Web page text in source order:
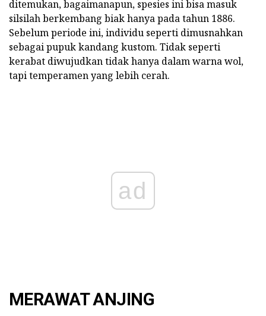
ditemukan, bagaimanapun, spesies ini bisa masuk
silsilah berkembang biak hanya pada tahun 1886.
Sebelum periode ini, individu seperti dimusnahkan
sebagai pupuk kandang kustom. Tidak seperti
kerabat diwujudkan tidak hanya dalam warna wol,
tapi temperamen yang lebih cerah.
ad
MERAWAT ANJING